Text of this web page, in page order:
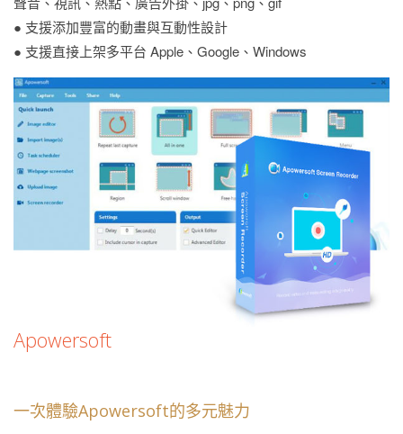
● 支援添加豐富的動畫與互動性設計
● 支援直接上架多平台 Apple、Google、Windows
Apowersoft
一次體驗Apowersoft的多元魅力